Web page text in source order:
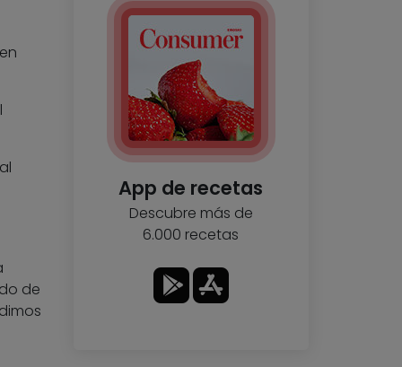
de
App de recetas
Descubre más de
6.000 recetas